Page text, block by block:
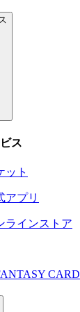
ス
ット
アプリ
ラインストア
CARD